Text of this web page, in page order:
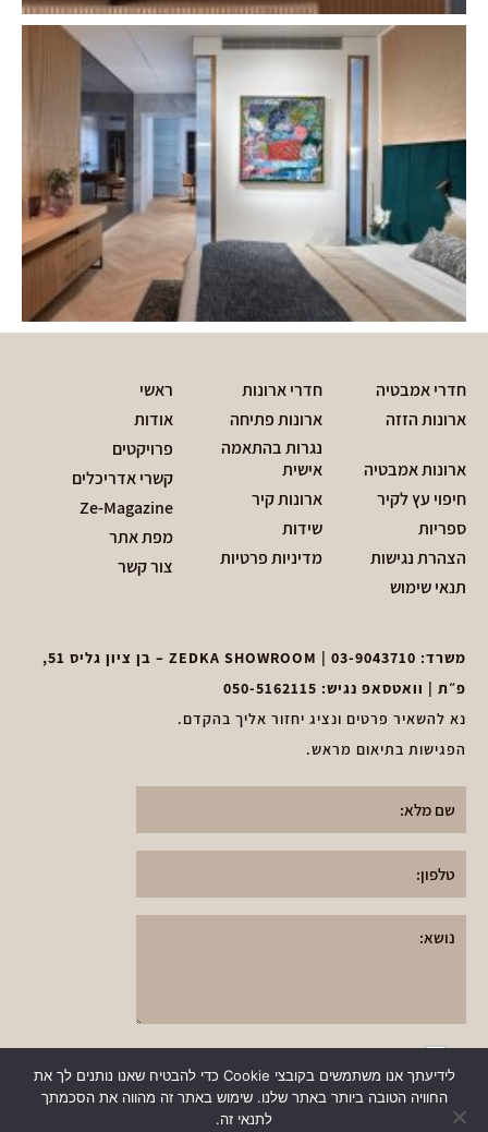
חדרי אמבטיה
חדרי ארונות
ארונות הזזה
ארונות פתיחה
ארונות אמבטיה
נגרות בהתאמה
אישית
חיפוי עץ לקיר
ארונות קיר
ספריות
שידות
הצהרת נגישות
מדיניות פרטיות
תנאי שימוש
ראשי
אודות
פרויקטים
קשרי אדריכלים
Ze-Magazine
מפת אתר
צור קשר
משרד: 03-9043710
| ZEDKA SHOWROOM – בן ציון גליס 51,
פ״ת | וואטסאפ נגיש: 050-5162115
נא להשאיר פרטים ונציג יחזור אליך בהקדם.
הפגישות בתיאום מראש.
ו
אני אני מאשר אתתקנון מדיניות הפרטיות
ותנאי השימושבאתר
שלח
לידיעתך אנו משתמשים בקובצי Cookie כדי להבטיח שאנו נותנים לך את
החוויה הטובה ביותר באתר שלנו. שימוש באתר זה מהווה את הסכמתך
לתנאי זה.